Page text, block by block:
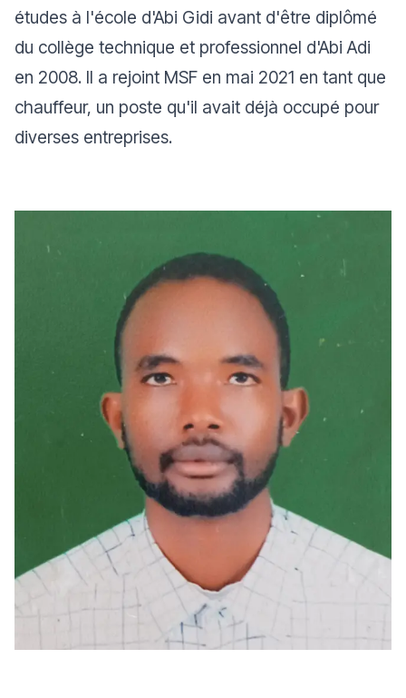
études à l'école d'Abi Gidi avant d'être diplômé
du collège technique et professionnel d'Abi Adi
en 2008. Il a rejoint MSF en mai 2021 en tant que
chauffeur, un poste qu'il avait déjà occupé pour
diverses entreprises.